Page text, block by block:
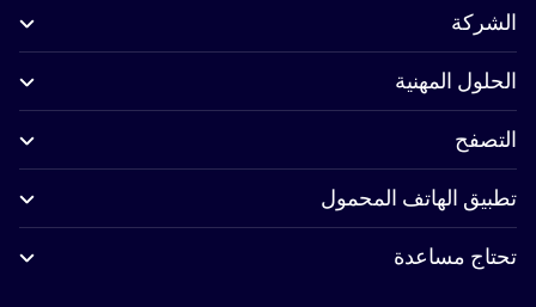
الشركة
الحلول المهنية
التصفح
تطبيق الهاتف المحمول
تحتاج مساعدة